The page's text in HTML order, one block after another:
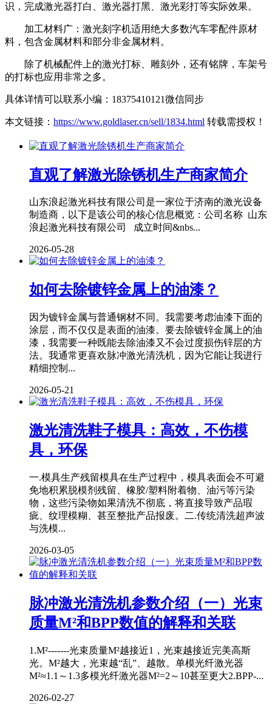
识，完成激光器打白、激光器打黑、激光彩打等实际效果。
加工材料广：激光刻字机适用绝大多数汽车零配件原材
料，包含金属材料和部分非金属材料。
除了机械配件上的激光打标、雕刻外，还有铭牌，车架号
的打标也应用非常之多。
具体详情可以联系小编：18375410121微信同步
本文链接： https://www.goldlaser.cn/sell/1834.html 转载需授权！
直观了解激光除锈机生产商家简介
山东浪起激光科技有限公司是一家位于济南的激光设备
制造商，以下是该公司的核心信息概览：公司名称 山东
浪起激光科技有限公司 成立时间&nbs...
2026-05-28
如何去除镀锌金属上的油漆？
因为镀锌金属与普通钢材不同。我需要考虑油漆下面的
涂层，而不仅仅是表面的油漆。要去除镀锌金属上的油
漆，我需要一种既能去除油漆又不会过度损伤锌层的方
法。我通常更喜欢脉冲激光清洗机，因为它能让我进行
精细控制...
2026-05-21
激光清洗鞋子模具：高效，不伤模
具，环保
一.模具生产残留模具在生产过程中，模具表面会不可避
免地积累脱模剂残留、橡胶/塑料附着物、油污等污染
物，这些污染物如果清洗不彻底，将直接导致产品瑕
疵、纹理模糊、甚至整批产品报废。二.传统清洗超声波
与洗模...
2026-03-05
脉冲激光清洗机参数介绍（一）光束
质量M²和BPP数值的解释和关联
1.M²-------光束质量M²越接近1，光束越接近完美高斯
光。M²越大，光束越“乱”、越散。单模光纤激光器
M²≈1.1～1.3多模光纤激光器M²=2～10甚至更大2.BPP-...
2026-02-27